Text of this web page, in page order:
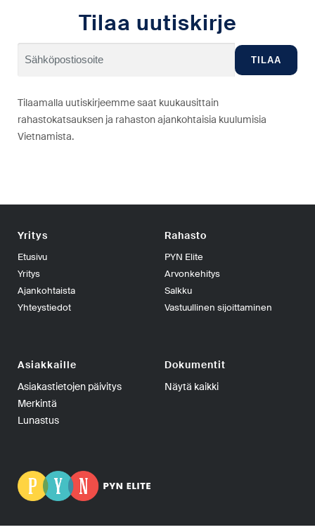
Tilaa uutiskirje
Tilaamalla uutiskirjeemme saat kuukausittain
rahastokatsauksen ja rahaston ajankohtaisia kuulumisia
Vietnamista.
Yritys
Etusivu
Yritys
Ajankohtaista
Yhteystiedot
Rahasto
PYN Elite
Arvonkehitys
Salkku
Vastuullinen sijoittaminen
Asiakkaille
Asiakastietojen päivitys
Merkintä
Lunastus
Dokumentit
Näytä kaikki